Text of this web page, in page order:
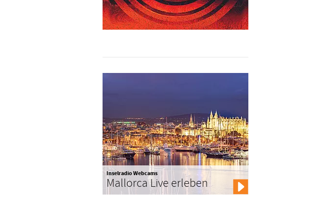
Inselradio Webcams
Mallorca Live erleben